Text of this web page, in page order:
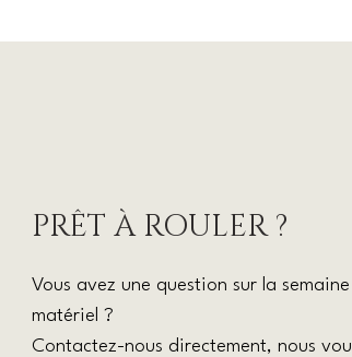
PRÊT À ROULER ?
Vous avez une question sur la
matériel ?
Contactez-nous directement, nous